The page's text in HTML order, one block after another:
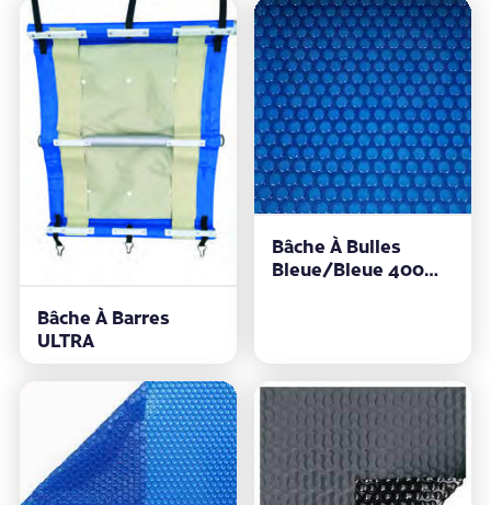
Bâche À Barres
ULTRA
Bâche À Bulles
Bleue/bleue 400